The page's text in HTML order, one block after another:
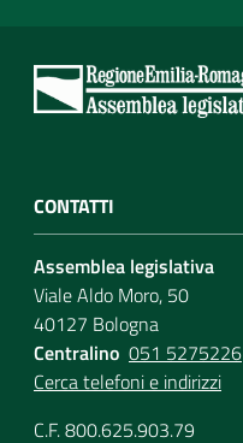
CONTATTI
Assemblea legislativa
Viale Aldo Moro, 50
40127 Bologna
Centralino 051 5275226
Cerca telefoni e indirizzi
C.F. 800.625.903.79